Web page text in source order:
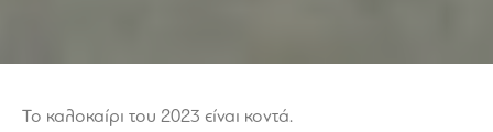
Το καλοκαίρι του 2023 είναι κοντά.